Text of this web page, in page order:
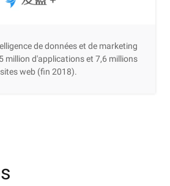
de données et de marketing
million d'applications et 7,6 millions
web (fin 2018).